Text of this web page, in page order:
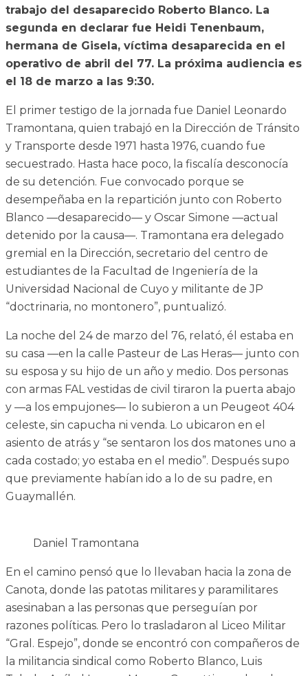
trabajo del desaparecido Roberto Blanco. La
segunda en declarar fue Heidi Tenenbaum,
hermana de Gisela, víctima desaparecida en el
operativo de abril del 77. La próxima audiencia es
el 18 de marzo a las 9:30.
El primer testigo de la jornada fue Daniel Leonardo
Tramontana, quien trabajó en la Dirección de Tránsito
y Transporte desde 1971 hasta 1976, cuando fue
secuestrado. Hasta hace poco, la fiscalía desconocía
de su detención. Fue convocado porque se
desempeñaba en la repartición junto con Roberto
Blanco —desaparecido— y Oscar Simone —actual
detenido por la causa—. Tramontana era delegado
gremial en la Dirección, secretario del centro de
estudiantes de la Facultad de Ingeniería de la
Universidad Nacional de Cuyo y militante de JP
“doctrinaria, no montonero”, puntualizó.
La noche del 24 de marzo del 76, relató, él estaba en
su casa —en la calle Pasteur de Las Heras— junto con
su esposa y su hijo de un año y medio. Dos personas
con armas FAL vestidas de civil tiraron la puerta abajo
y —a los empujones— lo subieron a un Peugeot 404
celeste, sin capucha ni venda. Lo ubicaron en el
asiento de atrás y “se sentaron los dos matones uno a
cada costado; yo estaba en el medio”. Después supo
que previamente habían ido a lo de su padre, en
Guaymallén.
Daniel Tramontana
En el camino pensó que lo llevaban hacia la zona de
Canota, donde las patotas militares y paramilitares
asesinaban a las personas que perseguían por
razones políticas. Pero lo trasladaron al Liceo Militar
“Gral. Espejo”, donde se encontró con compañeros de
la militancia sindical como Roberto Blanco, Luis